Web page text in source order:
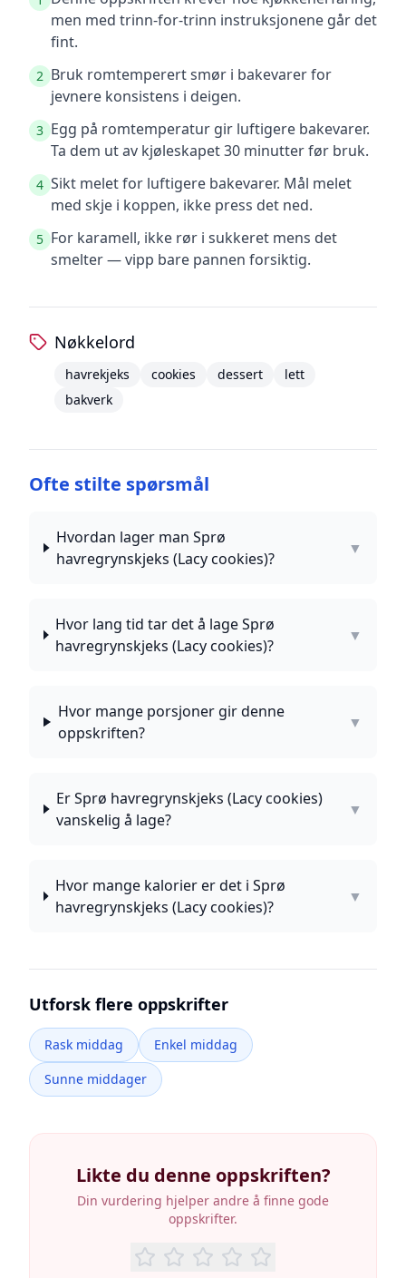
men med trinn-for-trinn instruksjonene går det
fint.
2 Bruk romtemperert smør i bakevarer for
jevnere konsistens i deigen.
3 Egg på romtemperatur gir luftigere bakevarer.
Ta dem ut av kjøleskapet 30 minutter før bruk.
4 Sikt melet for luftigere bakevarer. Mål melet
med skje i koppen, ikke press det ned.
5 For karamell, ikke rør i sukkeret mens det
smelter — vipp bare pannen forsiktig.
Nøkkelord
havrekjeks cookies dessert
lett
bakverk
Ofte stilte spørsmål
Hvordan lager man Sprø
havregrynskjeks (Lacy cookies)?
▼
Hvor lang tid tar det å lage Sprø
havregrynskjeks (Lacy cookies)?
▼
Hvor mange porsjoner gir denne
oppskriften?
▼
Er Sprø havregrynskjeks (Lacy cookies)
vanskelig å lage?
▼
Hvor mange kalorier er det i Sprø
havregrynskjeks (Lacy cookies)?
▼
Utforsk flere oppskrifter
Rask middag
Enkel middag
Sunne middager
Likte du denne oppskriften?
Din vurdering hjelper andre å finne gode
oppskrifter.